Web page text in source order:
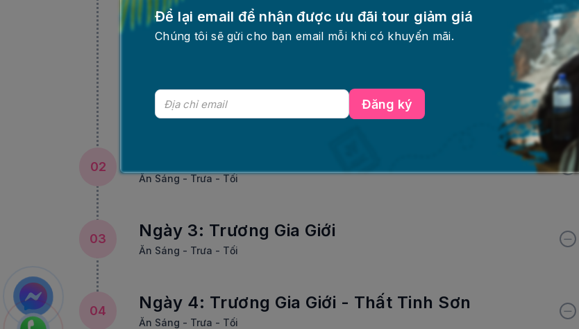
Quốc tế Nội Bài làm thủ tục đáp chuyến bay
của
hãng hàng không China Southern Airlines đi Trường Sa.
Đến sân bay Trường Sa, đoàn làm thủ tục nhập cảnh. Xe và HDV
Đoàn nghỉ đêm ở khách sạn tại Trường Sa.
02
Ăn Sáng - Trưa - Tối
03 Ngày 3: Trương Gia Giới
Ăn Sáng - Trưa - Tối
04 Ngày 4: Trương Gia Giới - Thất Tinh Sơn
Ăn Sáng - Trưa - Tối
Để lại email để nhận được ưu đãi tour giảm giá
Chúng tôi sẽ gửi cho bạn email mỗi khi có khuyến mãi.
Đăng ký